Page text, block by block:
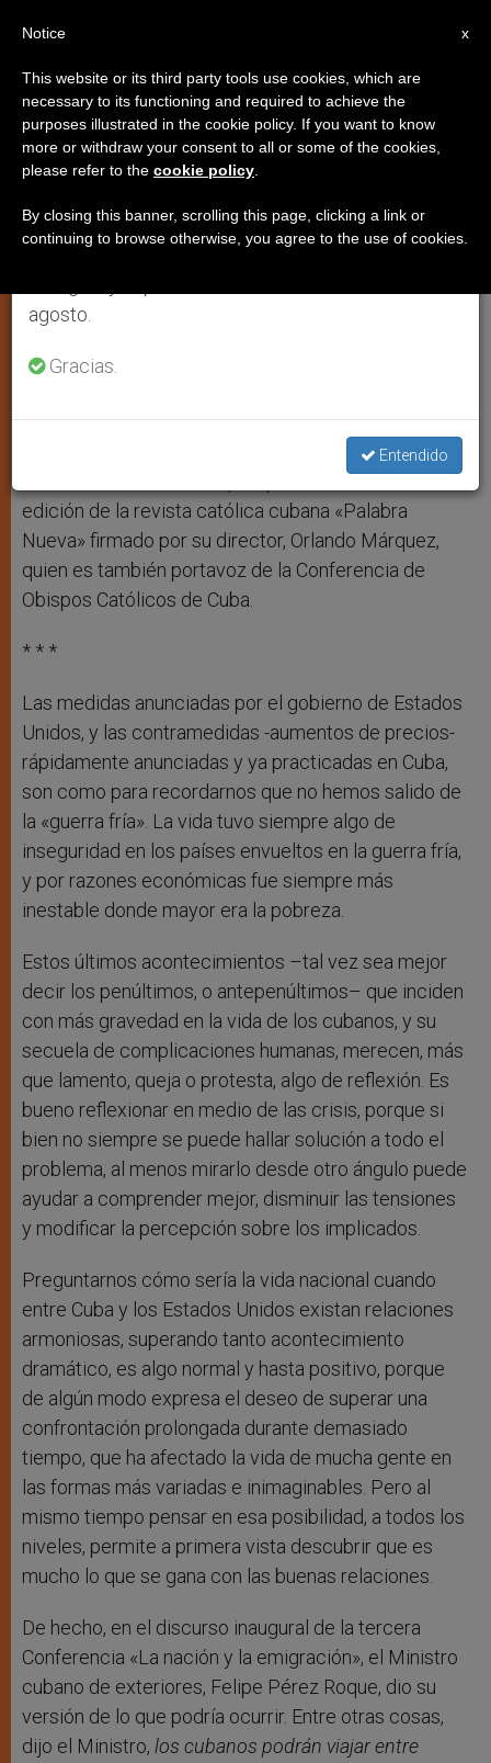
Cuba: La injerencia y la virtud
Por Orlando Márquez
JUNIO 28, 2004 00:00 ZENIT STAFF ARTE Y CULTURA
W
h
t
p
s
g o r
Share this Entry
ZENIT.org).-
Publicamos el editorial que aparece en la última
edición de la revista católica cubana «Palabra
Nueva» firmado por su director, Orlando Márquez,
quien es también portavoz de la Conferencia de
Obispos Católicos de Cuba.
* * *
Las medidas anunciadas por el gobierno de Estados
Unidos, y las contramedidas -aumentos de precios-
rápidamente anunciadas y ya practicadas en Cuba,
son como para recordarnos que no hemos salido de
la «guerra fría». La vida tuvo siempre algo de
inseguridad en los países envueltos en la guerra fría,
y por razones económicas fue siempre más
inestable donde mayor era la pobreza.
Estos últimos acontecimientos –tal vez sea mejor
decir los penúltimos, o antepenúltimos– que inciden
con más gravedad en la vida de los cubanos, y su
secuela de complicaciones humanas, merecen, más
que lamento, queja o protesta, algo de reflexión. Es
bueno reflexionar en medio de las crisis, porque si
bien no siempre se puede hallar solución a todo el
problema, al menos mirarlo desde otro ángulo puede
ayudar a comprender mejor, disminuir las tensiones
y modificar la percepción sobre los implicados.
Preguntarnos cómo sería la vida nacional cuando
entre Cuba y los Estados Unidos existan relaciones
armoniosas, superando tanto acontecimiento
dramático, es algo normal y hasta positivo, porque
de algún modo expresa el deseo de superar una
confrontación prolongada durante demasiado
tiempo, que ha afectado la vida de mucha gente en
las formas más variadas e inimaginables. Pero al
mismo tiempo pensar en esa posibilidad, a todos los
niveles, permite a primera vista descubrir que es
mucho lo que se gana con las buenas relaciones.
De hecho, en el discurso inaugural de la tercera
Conferencia «La nación y la emigración», el Ministro
cubano de exteriores, Felipe Pérez Roque, dio su
versión de lo que podría ocurrir. Entre otras cosas,
dijo el Ministro, los cubanos podrán viajar entre
×
Aviso importante
Del 27 de julio al 7 de agosto haremos la pausa
anual, aprovechando que en el periodo de verano
se generan menos informaciones y también el
agosto.
Gracias.
Entendido
x
Notice
This website or its third party tools use cookies, which are
necessary to its functioning and required to achieve the
purposes illustrated in the cookie policy. If you want to know
more or withdraw your consent to all or some of the cookies,
please refer to the cookie policy
By closing this banner, scrolling this page, clicking a link or
continuing to browse otherwise, you agree to the use of cookies.